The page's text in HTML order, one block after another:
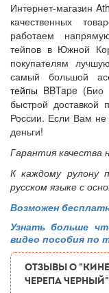
Интернет-магазин
качественных
работаем
тейпов в Южной
покупателям
самый большой
тейпы BBTape
быстрой доставкой
России. Если Вам
деньги!
Гарантия качества
К каждому рулону
русском языке с
Возможен
Узнать больше
видео пособия по
ОТЗЫВЫ О
черепа черный"